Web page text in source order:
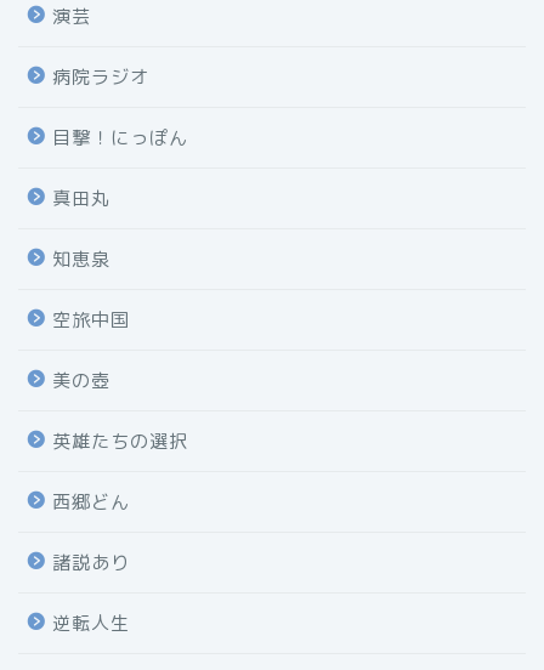
演芸
病院ラジオ
目撃！にっぽん
真田丸
知恵泉
空旅中国
美の壺
英雄たちの選択
西郷どん
諸説あり
逆転人生